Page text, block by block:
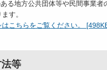
る地方公共団体等や民間事業者
す。
こちらをご覧ください。
等